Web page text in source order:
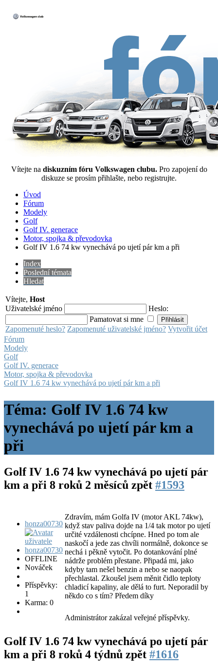
Vítejte na diskuzním fóru Volkswagen clubu. Pro zapojení do
diskuze se prosím přihlašte, nebo registrujte.
Úvod
Fórum
Modely
Golf
Golf IV. generace
Motor, spojka & převodovka
Golf IV 1.6 74 kw vynechává po ujetí pár km a při
Index
Poslední témata
Hledat
Vítejte, Host
Uživatelské jméno
Heslo:
Pamatovat si mne
Zapomenuté heslo? Zapomenuté uživatelské jméno? Vytvořit účet
Fórum
Modely
Golf
Golf IV. generace
Motor, spojka & převodovka
Golf IV 1.6 74 kw vynechává po ujetí pár km a při
Téma: Golf IV 1.6 74 kw
vynechává po ujetí pár km a
při
Golf IV 1.6 74 kw vynechává po ujetí pár
km a při 8 roků 2 měsíců zpět #1593
honza00730
OFFLINE
Nováček
Příspěvky:
1
Karma: 0
Zdravím, mám Golfa IV (motor AKL 74kw),
když stav paliva dojde na 1/4 tak motor po ujetí
určité vzdálenosti chcípne. Hned po tom ale
naskočí a jede zas chvíli normálně, dokonce se
nechá i pěkně vytočit. Po dotankování plné
nádrže problém přestane. Připadá mi, jako
kdyby tam nešel benzin a nebo se naopak
přechlastal. Zkoušel jsem měnit čidlo teploty
chladicí kapaliny, ale dělá to furt. Neporadil by
někdo co s tím? Předem díky
Administrátor zakázal veřejné příspěvky.
Golf IV 1.6 74 kw vynechává po ujetí pár
km a při 8 roků 4 týdnů zpět #1616